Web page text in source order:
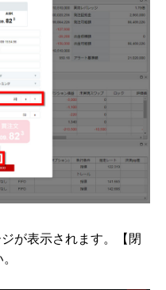
が表示されます。【閉